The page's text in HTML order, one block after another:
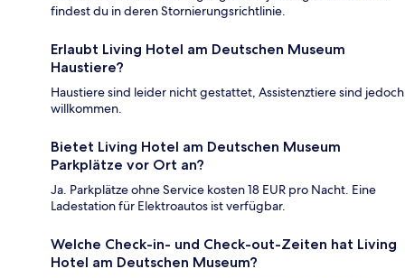
findest du in deren Stornierungsrichtlinie.
Erlaubt Living Hotel am Deutschen Museum
Haustiere?
Haustiere sind leider nicht gestattet, Assistenztiere sind jedoch
willkommen.
Bietet Living Hotel am Deutschen Museum
Parkplätze vor Ort an?
Ja. Parkplätze ohne Service kosten 18 EUR pro Nacht. Eine
Ladestation für Elektroautos ist verfügbar.
Welche Check-in- und Check-out-Zeiten hat Living
Hotel am Deutschen Museum?